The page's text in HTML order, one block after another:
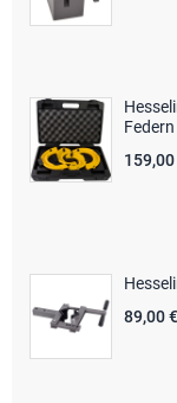
Federn
89,00 €